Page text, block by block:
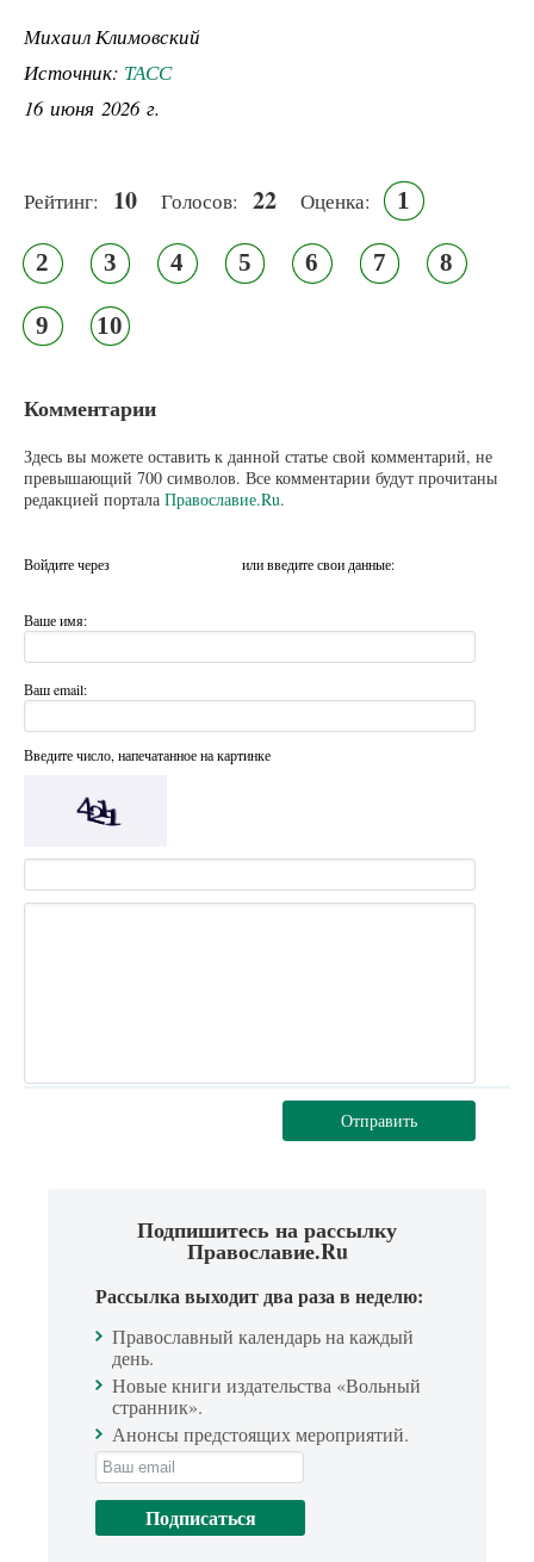
Михаил Климовский
Источник: ТАСС
16 июня 2026 г.
Рейтинг: 10 Голосов: 22 Оценка: 1
2 3 4 5 6 7 8
9 10
Комментарии
Здесь вы можете оставить к данной статье свой комментарий, не
превышающий 700 символов. Все комментарии будут прочитаны
редакцией портала Православие.Ru.
Войдите через или введите свои данные:
Ваше имя:
Ваш email:
Введите число, напечатанное на картинке
Отправить
Подпишитесь на рассылку
Православие.Ru
Рассылка выходит два раза в неделю:
Православный календарь на каждый
день.
Новые книги издательства «Вольный
странник».
Анонсы предстоящих мероприятий.